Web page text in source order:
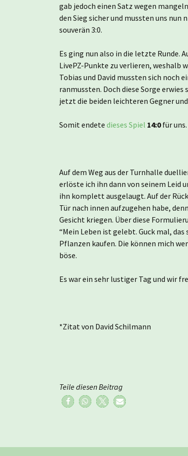
gab jedoch einen Satz wegen
den Sieg sicher und mussten uns nun
souverän 3:0.
Es ging nun also in die letzte Runde.
LivePZ-Punkte zu verlieren, weshalb
Tobias und David mussten sich noch
ranmussten. Doch diese Sorge
jetzt die beiden leichteren Gegner
Somit endete dieses Spiel 14:0für uns.
Auf dem Weg aus der Turnhalle
erlöste ich ihn dann von seinem Leid
ihn komplett ausgelaugt. Auf der
Tür nach innen aufzugehen habe,
Gesicht kriegen. Über diese
“Mein Leben ist gelebt. Guck mal,
Pflanzen kaufen. Die können mich
böse.
Es war ein sehr lustiger Tag und wir
*Zitat von David Schilmann
Teile diesen Beitrag